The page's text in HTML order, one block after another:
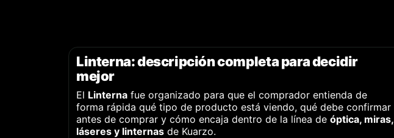
Linterna: descripción completa para decidir
mejor
El Linterna fue organizado para que el comprador entienda de
forma rápida qué tipo de producto está viendo, qué debe confirmar
antes de comprar y cómo encaja dentro de la línea de óptica, miras,
láseres y linternas de Kuarzo.